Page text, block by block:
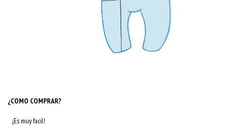
¿COMO COMPRAR?
¡Es muy facil!